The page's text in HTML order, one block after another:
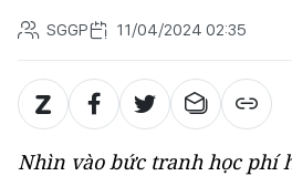
SGGP 11/04/2024 02:35
Nhìn vào bức tranh học phí